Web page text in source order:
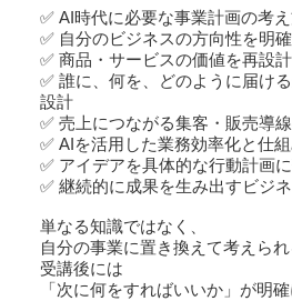
✅ AI時代に必要な事業計画の考
✅ 自分のビジネスの方向性を明
✅ 商品・サービスの価値を再設
✅ 誰に、何を、どのように届け
設計
✅ 売上につながる集客・販売導
✅ AIを活用した業務効率化と仕
✅ アイデアを具体的な行動計画
✅ 継続的に成果を生み出すビジ
単なる知識ではなく、
自分の事業に置き換えて考えられ
受講後には
「次に何をすればいいか」が明